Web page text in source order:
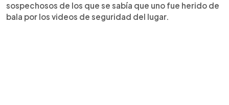
sospechosos de los que se sabía que uno fue herido de
bala por los videos de seguridad del lugar.